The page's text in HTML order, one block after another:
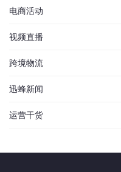
电商活动
视频直播
跨境物流
迅蜂新闻
运营干货